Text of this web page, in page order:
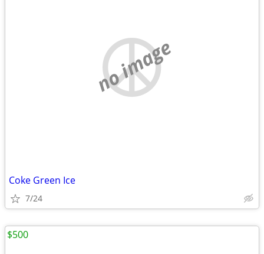
no image
Coke Green Ice
7/24
$500